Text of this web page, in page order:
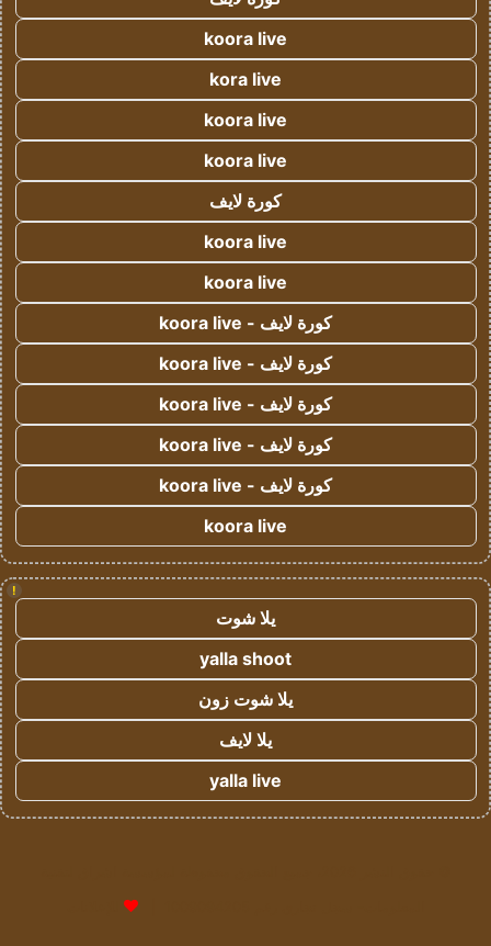
koora live
kora live
koora live
koora live
كورة لايف
koora live
koora live
كورة لايف - koora live
كورة لايف - koora live
كورة لايف - koora live
كورة لايف - koora live
كورة لايف - koora live
koora live
!
يلا شوت
yalla shoot
يلا شوت زون
يلا لايف
yalla live